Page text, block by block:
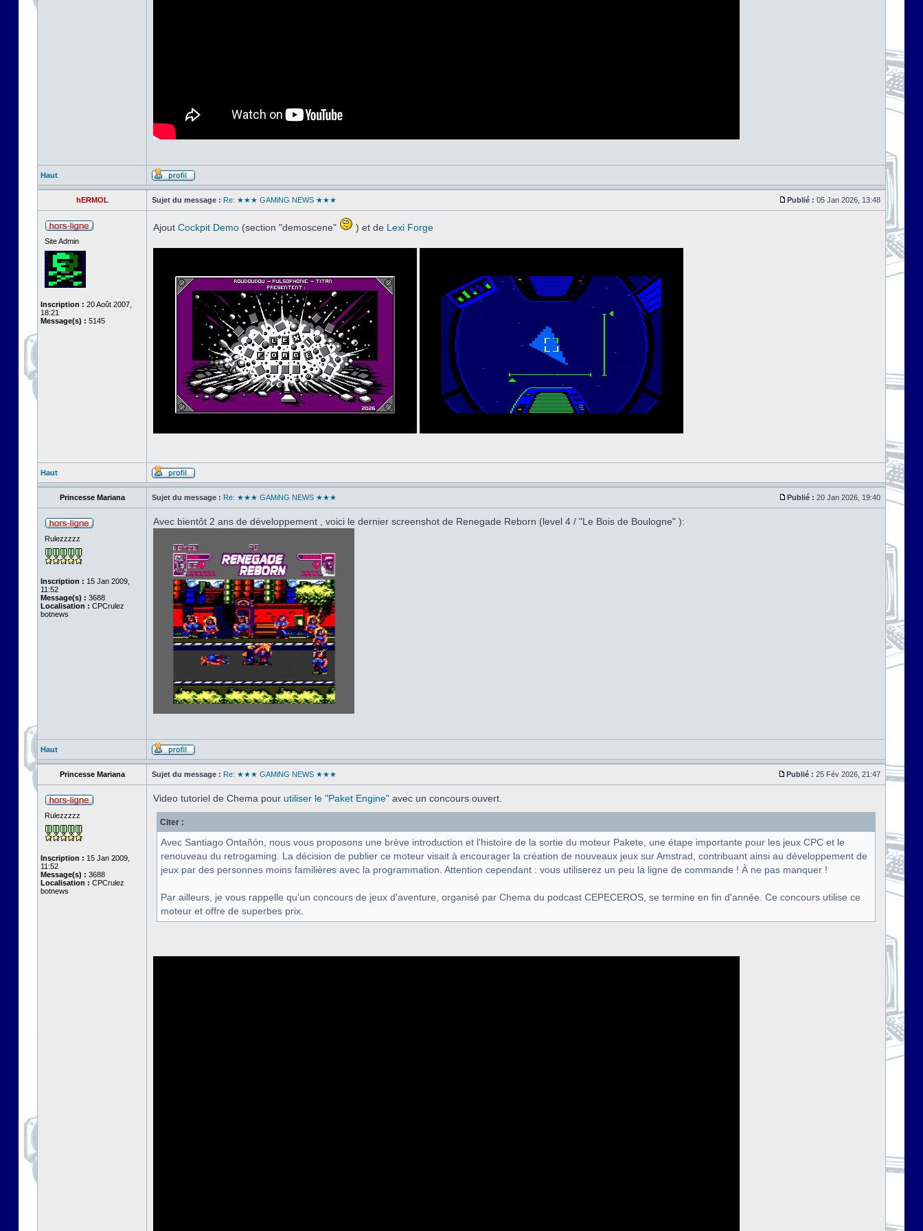
Haut
hERMOL Sujet du message : Re: ★★★ GAMiNG NEWS ★★★ Publié : 05 Jan 2026, 13:48
Site Admin
Inscription : 20 Août 2007,
18:21
Message(s) : 5145
Ajout Cockpit Demo (section "demoscene" ) et de Lexi Forge
Haut
Princesse Mariana Sujet du message : Re: ★★★ GAMiNG NEWS ★★★ Publié : 20 Jan 2026, 19:40
Rulezzzzz
Inscription : 15 Jan 2009,
11:52
Message(s) : 3688
Localisation : CPCrulez
botnews
Avec bientôt 2 ans de développement , voici le dernier screenshot de Renegade Reborn (level 4 / "Le Bois de Boulogne" ):
Haut
Princesse Mariana Sujet du message : Re: ★★★ GAMiNG NEWS ★★★ Publié : 25 Fév 2026, 21:47
Rulezzzzz
Inscription : 15 Jan 2009,
11:52
Message(s) : 3688
Localisation : CPCrulez
botnews
Video tutoriel de Chema pour utiliser le "Paket Engine" avec un concours ouvert.
Citer :
Avec Santiago Ontañón, nous vous proposons une brève introduction et l'histoire de la sortie du moteur Pakete, une étape importante pour les jeux CPC et le
renouveau du retrogaming. La décision de publier ce moteur visait à encourager la création de nouveaux jeux sur Amstrad, contribuant ainsi au développement de
jeux par des personnes moins familières avec la programmation. Attention cependant : vous utiliserez un peu la ligne de commande ! À ne pas manquer !
Par ailleurs, je vous rappelle qu'un concours de jeux d'aventure, organisé par Chema du podcast CEPECEROS, se termine en fin d'année. Ce concours utilise ce
moteur et offre de superbes prix.